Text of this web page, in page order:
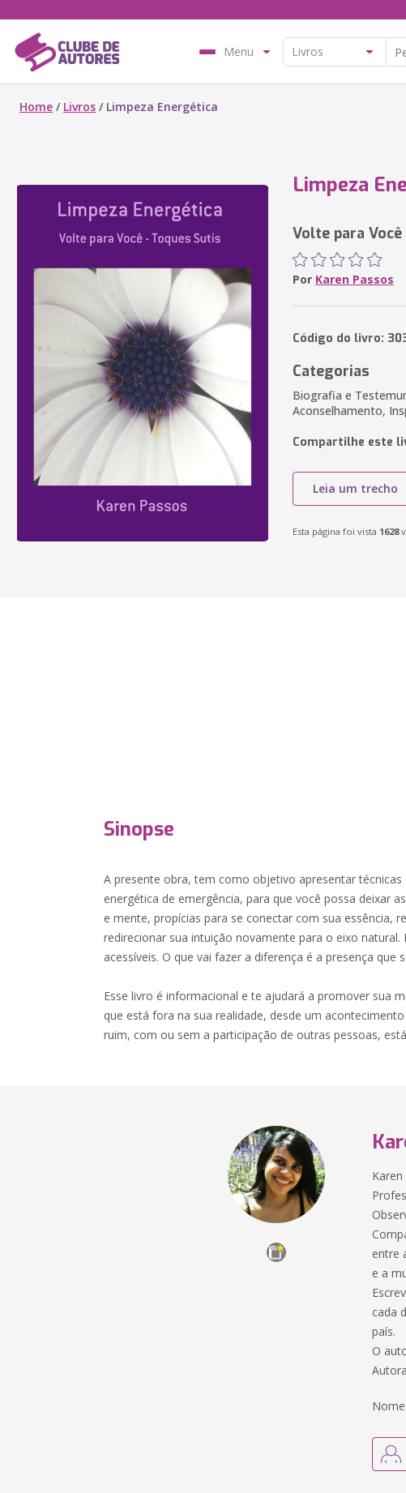
Menu
Home / Livros / Limpeza Energética
Limpeza
Volte para
Por Karen Passos
Código do livro:
Categorias
Biografia e
Aconselhamento,
Compartilhe este
Leia um trecho
Esta página foi vista 1628
Sinopse
A presente obra, tem como objetivo apresentar técnicas
energética de emergência, para que você possa deixar
e mente, propícias para se conectar com sua essência,
redirecionar sua intuição novamente para o eixo natural.
acessíveis. O que vai fazer a diferença é a presença que
Esse livro é informacional e te ajudará a promover sua
que está fora na sua realidade, desde um
ruim, com ou sem a participação de outras pessoas,
entre
e a
cada
país.
O